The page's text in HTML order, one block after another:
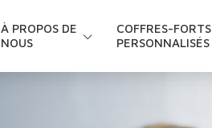
À PROPOS DE
NOUS
COFFRES-FORTS
PERSONNALISÉS